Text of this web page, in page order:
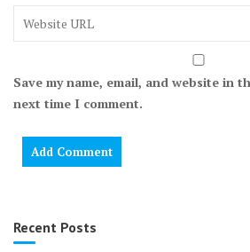
Save my name, email, and website in
next time I comment.
Recent Posts